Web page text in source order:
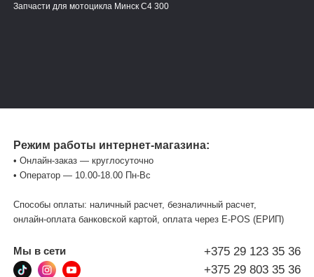
Запчасти для мотоцикла Минск C4 300
Режим работы интернет-магазина:
• Онлайн-заказ — круглосуточно
• Оператор — 10.00-18.00 Пн-Вс
Способы оплаты: наличный расчет, безналичный расчет,
онлайн-оплата банковской картой, оплата через Е-POS (ЕРИП)
+375 29 123 35 36
+375 29 803 35 36
Мы в сети